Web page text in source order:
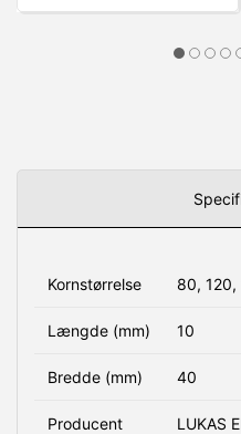
Kornstørrelse 80,
Længde (mm) 10
Bredde (mm) 40
Producent LUKAS